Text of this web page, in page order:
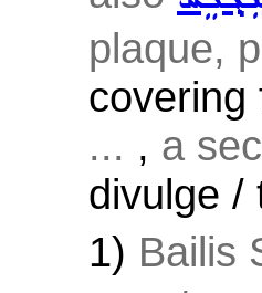
plaque,
... , a
divulge /
1) Bailis